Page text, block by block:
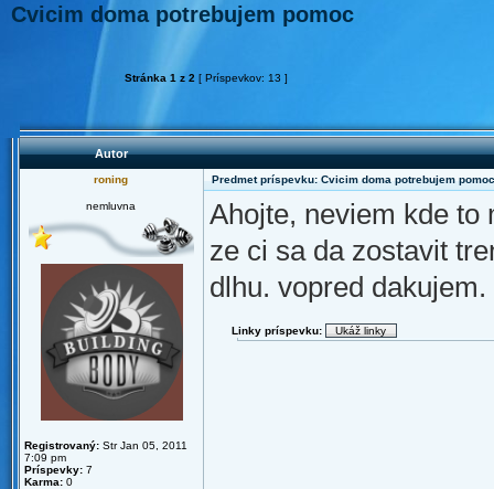
Cvicim doma potrebujem pomoc
Stránka 1 z 2 [ Príspevkov: 13 ]
Autor
roning Predmet príspevku: Cvicim doma potrebujem pomoc
nemluvna
Registrovaný: Str Jan 05, 2011
7:09 pm
Príspevky: 7
Karma: 0
Ahojte, neviem kde to
ze ci sa da zostavit
dlhu. vopred dakujem.
Linky príspevku: